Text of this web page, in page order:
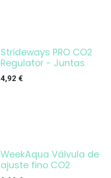
Strideways PRO CO2
Regulator - Juntas
4,92 €
WeekAqua Válvula de
ajuste fino CO2